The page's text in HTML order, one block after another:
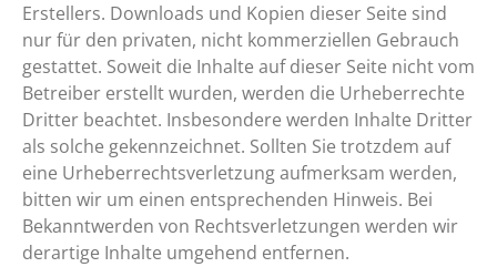
Erstellers. Downloads und Kopien dieser Seite sind
nur für den privaten, nicht kommerziellen Gebrauch
gestattet. Soweit die Inhalte auf dieser Seite nicht vom
Betreiber erstellt wurden, werden die Urheberrechte
Dritter beachtet. Insbesondere werden Inhalte Dritter
als solche gekennzeichnet. Sollten Sie trotzdem auf
eine Urheberrechtsverletzung aufmerksam werden,
bitten wir um einen entsprechenden Hinweis. Bei
Bekanntwerden von Rechtsverletzungen werden wir
derartige Inhalte umgehend entfernen.